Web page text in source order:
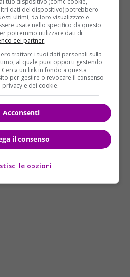
inglese e islandese, per
gli piace “ma non sulla pizza”.
è uno dei presidenti
dell’Islanda
Ha rifiutato un aumento dello
deciso di dare in beneficienza il
ed è stato il primo leader
ad un Gay Pride. Ma è
informale ad essere
è stato visto ordinare una
sicuro senza l’ananas.
tuo dispositivo (come cookie,
dati del dispositivo) potrebbero
ultimi, da loro visualizzate e
usate nello specifico da questo
potremmo utilizzare dati di
dei partner.
trattare i tuoi dati personali sulla
al quale puoi opporti gestendo
un link in fondo a questa
per gestire o revocare il consenso
e dei cookie.
Acconsenti
il consenso
le opzioni